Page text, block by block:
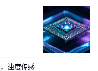
GCE传感器用于TZ检测的
浊度传感